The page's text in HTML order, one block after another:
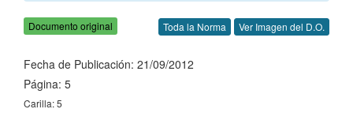
Documento original Toda la Norma Ver Imagen del D.O.
Fecha de Publicación: 21/09/2012
Página: 5
Carilla: 5